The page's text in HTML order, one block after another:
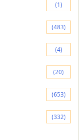
(1)
(483)
(4)
(20)
(653)
(332)